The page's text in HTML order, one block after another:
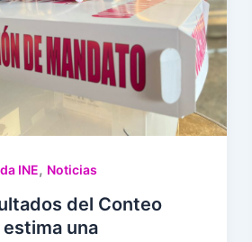
INE, Noticias
del Conteo
una